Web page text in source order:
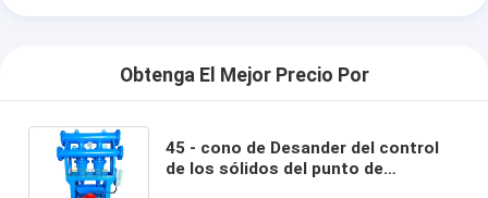
Obtenga El Mejor Precio Por
45 - cono de Desander del control
de los sólidos del punto de